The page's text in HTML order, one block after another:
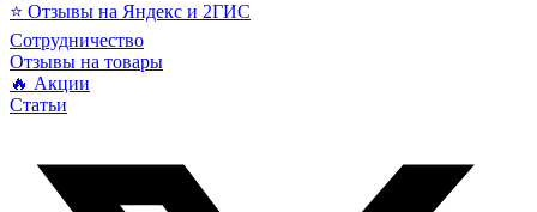
⭐ Отзывы на Яндекс и 2ГИС
Сотрудничество
Отзывы на товары
🔥 Акции
Статьи